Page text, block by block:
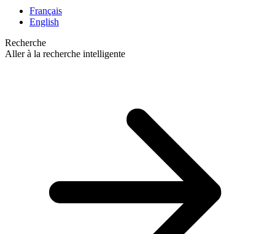
Français
English
Recherche
Aller à la recherche intelligente